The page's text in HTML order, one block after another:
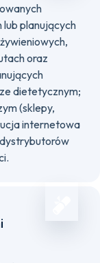
planujących
oraz
dietetycznym;
(sklepy,
internetowa